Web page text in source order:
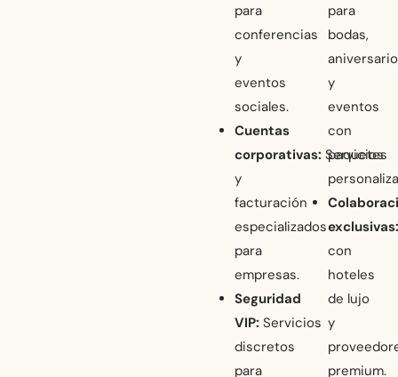
para
conferencias
y
eventos
sociales.
Cuentas
corporativas: Servicios
y
facturación
especializados
para
empresas.
Seguridad
VIP: Servicios
discretos
para
para
bodas,
y
eventos
con
paquetes
exclusivas:
con
hoteles
de lujo
y
premium.